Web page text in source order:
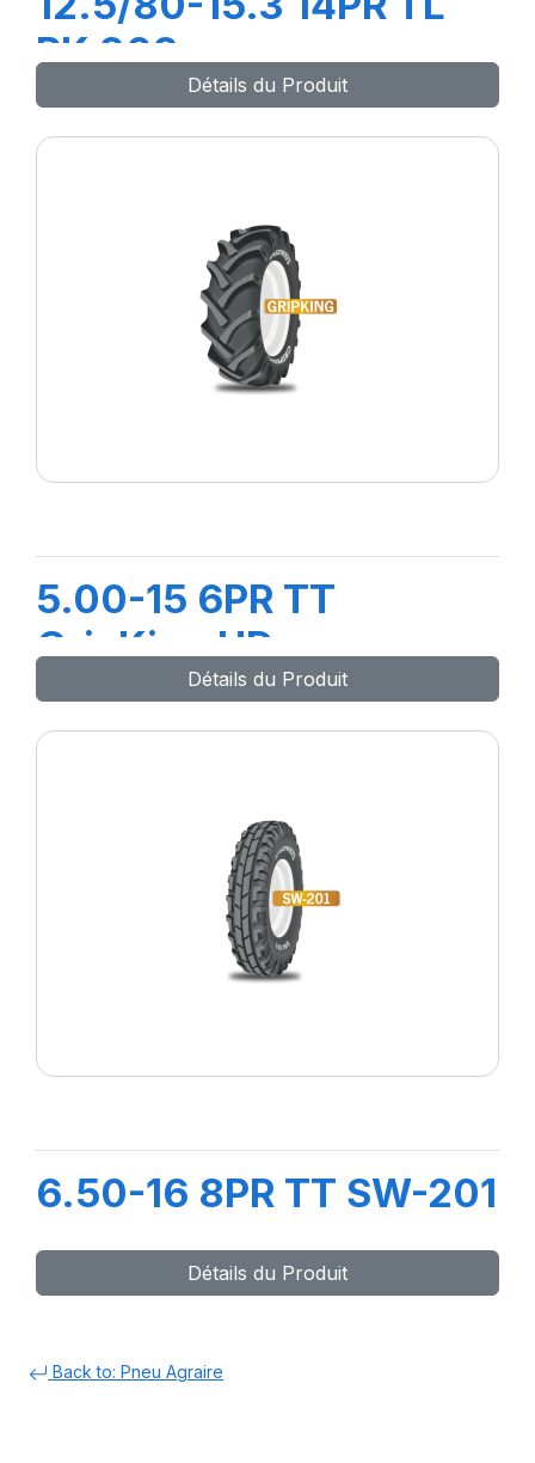
PK 303
Détails du Produit
5.00-15 6PR TT
GripKing HD
Détails du Produit
6.50-16 8PR TT SW-201
Détails du Produit
Back to: Pneu Agraire